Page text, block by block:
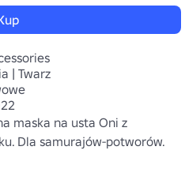
| Twarz
maska na usta Oni z
Dla samurajów-potworów.